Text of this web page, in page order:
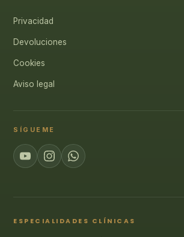
Privacidad
Devoluciones
Cookies
Aviso legal
SÍGUEME
ESPECIALIDADES CLÍNICAS